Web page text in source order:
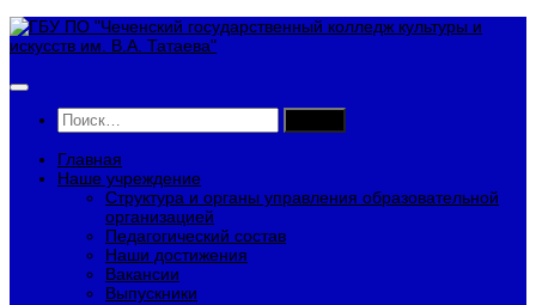
Перейти
к
Найти:
Главная
Наше учреждение
Структура и органы управления образовательной
организацией
Педагогический состав
Наши достижения
Вакансии
Выпускники